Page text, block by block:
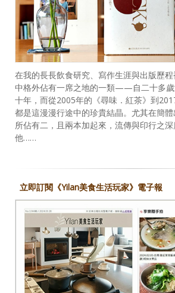
在我的長長飲食研究、寫作生涯與出版歷
中格外佔有一席之地的一類——自二十多歲
十年，而從2005年的《尋味．紅茶》到
都是這漫漫行途中的珍貴結晶。尤其在簡
所佔有二，且兩本加起來，流傳與印行之
他……
立即訂閱《Yilan美食生活玩家》電子報